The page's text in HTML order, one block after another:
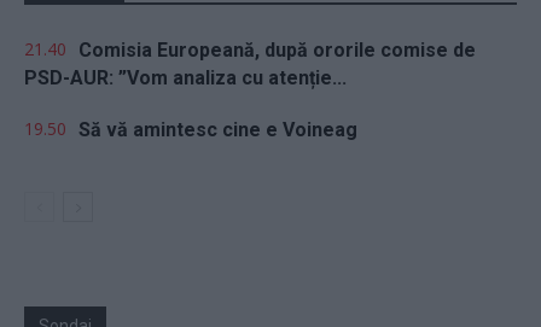
21.40
Comisia Europeană, după ororile comise de
PSD-AUR: ”Vom analiza cu atenție...
19.50 Să vă amintesc cine e Voineag